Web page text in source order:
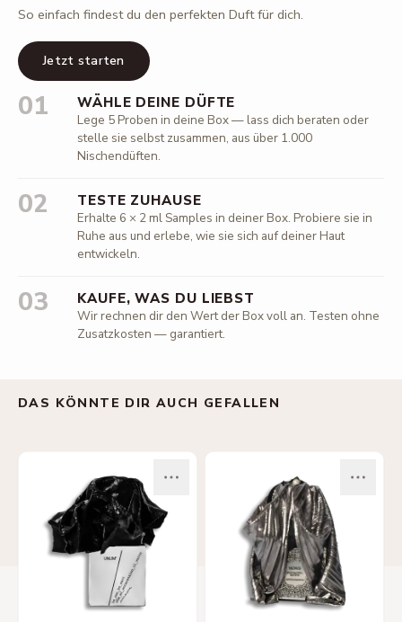
So einfach findest du den perfekten Duft für dich.
Jetzt starten
01 WÄHLE DEINE DÜFTE
Lege 5 Proben in deine Box — lass dich beraten oder
stelle sie selbst zusammen, aus über 1.000
Nischendüften.
02 TESTE ZUHAUSE
Erhalte 6 × 2 ml Samples in deiner Box. Probiere sie in
Ruhe aus und erlebe, wie sie sich auf deiner Haut
entwickeln.
03 KAUFE, WAS DU LIEBST
Wir rechnen dir den Wert der Box voll an. Testen ohne
Zusatzkosten — garantiert.
DAS KÖNNTE DIR AUCH GEFALLEN